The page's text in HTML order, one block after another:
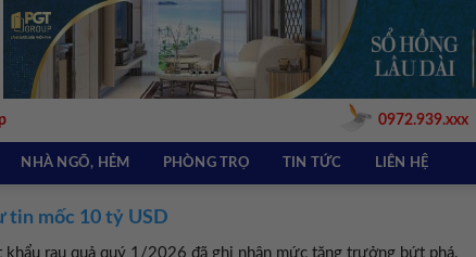
0972.939.xxx
NHÀ NGÕ, HẺM PHÒNG TRỌ TIN TỨC LIÊN HỆ
tin mốc 10 tỷ USD
rau quả quý 1/2026 đã ghi nhận mức tăng trưởng bứt phá.